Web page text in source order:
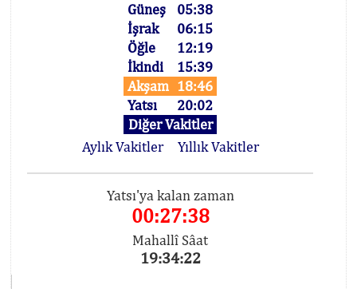
Güneş
05:38
İşrak
06:15
Öğle
12:19
İkindi
15:39
Akşam 18:46
Yatsı
20:02
Diğer Vakitler
Aylık Vakitler
Yıllık Vakitler
Yatsı'ya kalan zaman
00:27:38
Mahallî Sâat
19:34:22